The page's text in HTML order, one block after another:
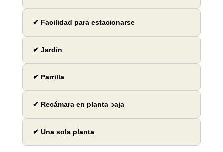
✔ Facilidad para estacionarse
✔ Jardín
✔ Parrilla
✔ Recámara en planta baja
✔ Una sola planta